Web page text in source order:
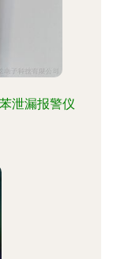
泄漏报警仪